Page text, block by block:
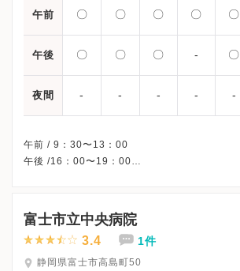
午前 〇 〇 〇 〇 〇
午後 〇 〇 〇 - 〇
夜間 - - - - -
午前 / 9：30〜13：00
午後 /16：00〜19：00
富士市立中央病院
3.4 1件
静岡県富士市高島町50